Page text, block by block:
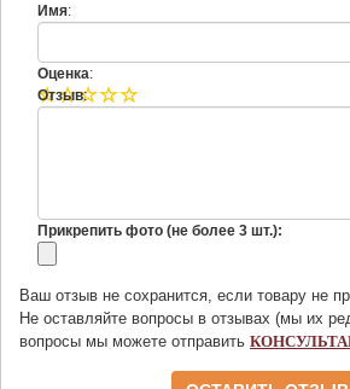
Имя:
Оценка:
Отзыв:
Прикрепить фото (не более 3 шт.):
Ваш отзыв не сохранится, если товару не
Не оставляйте вопросы в отзывах (мы их
вопросы мы можете отправить